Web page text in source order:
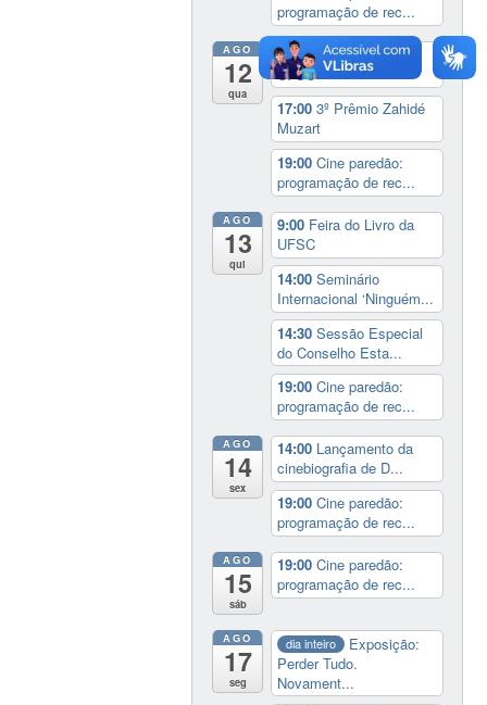
programação de rec...
AGO
12
qua
9:00Feira do Livro da
UFSC
17:003º Prêmio Zahidé
Muzart
19:00Cine paredão:
programação de rec...
AGO
13
qui
9:00 Feira do Livro da
UFSC
14:00Seminário
Internacional ‘Ninguém...
14:30Sessão Especial
do Conselho Esta...
19:00Cine paredão:
programação de rec...
AGO
14
sex
14:00 Lançamento da
cinebiografia de D...
19:00Cine paredão:
programação de rec...
AGO
15
sáb
19:00Cine paredão:
programação de rec...
AGO
17
seg
dia inteiro
Exposição:
Perder Tudo.
Novament...